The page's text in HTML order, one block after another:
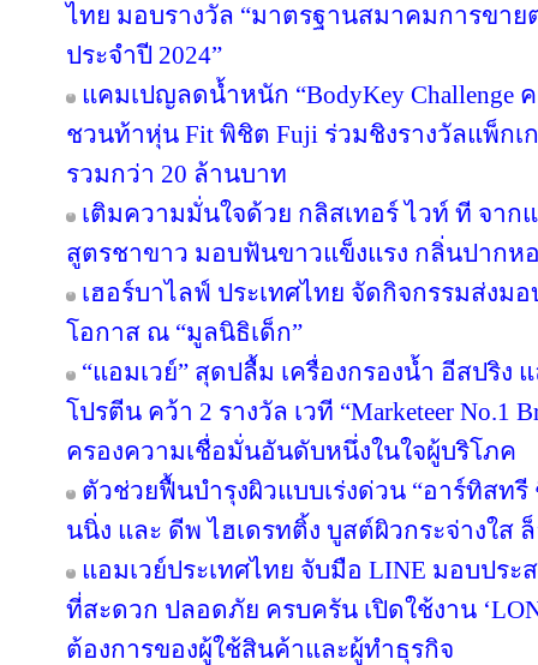
ไทย มอบรางวัล “มาตรฐานสมาคมการขา
ประจำปี 2024”
แคมเปญลดน้ำหนัก “BodyKey Challenge
ชวนท้าหุ่น Fit พิชิต Fuji ร่วมชิงรางวัลแพ็กเ
รวมกว่า 20 ล้านบาท
เติมความมั่นใจด้วย กลิสเทอร์ ไวท์ ที จาก
สูตรชาขาว มอบฟันขาวแข็งแรง กลิ่นปากห
เฮอร์บาไลฟ์ ประเทศไทย จัดกิจกรรมส่ง
โอกาส ณ “มูลนิธิเด็ก”
“แอมเวย์” สุดปลื้ม เครื่องกรองน้ำ อีสปริง
โปรตีน คว้า 2 รางวัล เวที “Marketeer No.1
ครองความเชื่อมั่นอันดับหนึ่งในใจผู้บริโภค
ตัวช่วยฟื้นบำรุงผิวแบบเร่งด่วน “อาร์ทิสท
นนิ่ง และ ดีพ ไฮเดรทติ้ง บูสต์ผิวกระจ่างใส
แอมเวย์ประเทศไทย จับมือ LINE มอบปร
ที่สะดวก ปลอดภัย ครบครัน เปิดใช้งาน
ต้องการของผู้ใช้สินค้าและผู้ทำธุรกิจ